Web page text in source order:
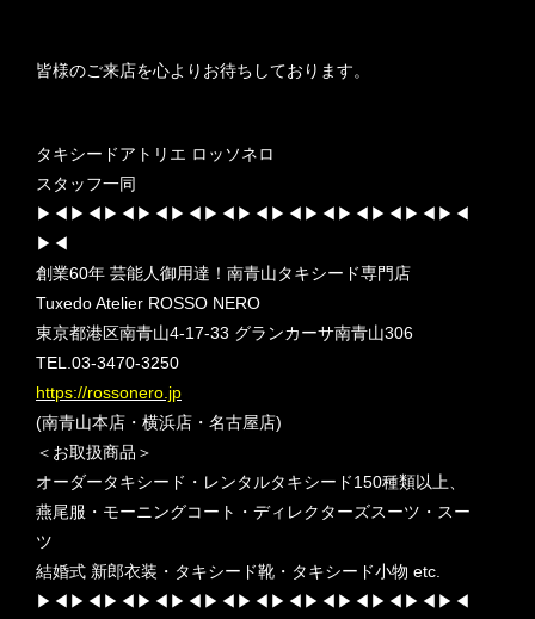
皆様のご来店を心よりお待ちしております。
タキシードアトリエ ロッソネロ
スタッフ一同
▶︎◀︎▶︎◀︎▶︎◀︎▶︎◀︎▶︎◀︎▶︎◀︎▶︎◀︎▶︎◀︎▶︎◀︎▶︎◀︎▶︎◀︎▶︎◀︎▶︎◀︎
▶︎◀︎
創業60年 芸能人御用達！南青山タキシード専門店
Tuxedo Atelier ROSSO NERO
東京都港区南青山4-17-33 グランカーサ南青山306
TEL.03-3470-3250
https://rossonero.jp
(南青山本店・横浜店・名古屋店)
＜お取扱商品＞
オーダータキシード・レンタルタキシード150種類以上、
燕尾服・モーニングコート・ディレクターズスーツ・スー
ツ
結婚式 新郎衣装・タキシード靴・タキシード小物 etc.
▶︎◀︎▶︎◀︎▶︎◀︎▶︎◀︎▶︎◀︎▶︎◀︎▶︎◀︎▶︎◀︎▶︎◀︎▶︎◀︎▶︎◀︎▶︎◀︎▶︎◀︎